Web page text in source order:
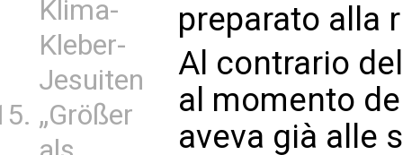
Klima-
Kleber-
Jesuiten
„Größer
preparato alla
Al contrario
al momento
aveva già alle